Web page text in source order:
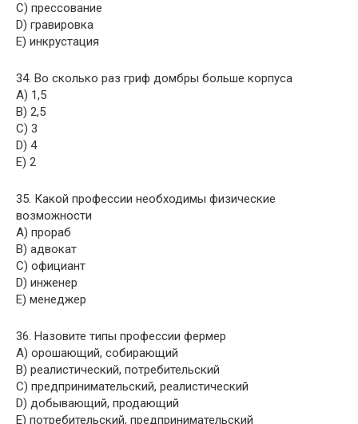
C) прессование
D) гравировка
E) инкрустация
34. Во сколько раз гриф домбры больше корпуса
A) 1,5
B) 2,5
C) 3
D) 4
E) 2
35. Какой профессии необходимы физические
возможности
A) прораб
B) адвокат
C) официант
D) инженер
E) менеджер
36. Назовите типы профессии фермер
A) орошающий, собирающий
B) реалистический, потребительский
C) предпринимательский, реалистический
D) добывающий, продающий
E) потребительский, предпринимательский